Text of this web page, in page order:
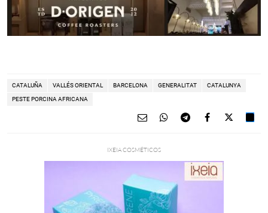
CATALUÑA VALLÉS ORIENTAL BARCELONA GENERALITAT CATALUNYA
PESTE PORCINA AFRICANA